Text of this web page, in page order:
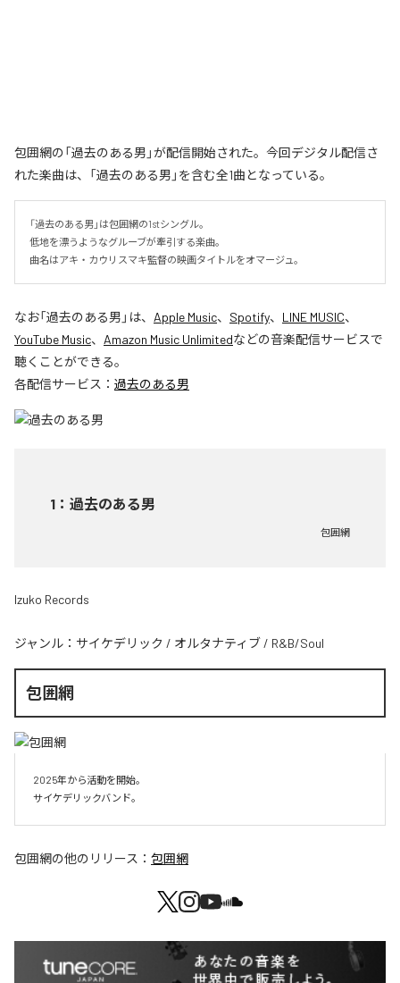
包囲網の「過去のある男」が配信開始された。今回デジタル配信さ
れた楽曲は、「過去のある男」を含む全1曲となっている。
「過去のある男」は包囲網の1stシングル。
低地を漂うようなグルーブが牽引する楽曲。
曲名はアキ・カウリスマキ監督の映画タイトルをオマージュ。
なお「過去のある男 」は、 Apple Music、 Spotify、 LINE MUSIC、
YouTube Music、 Amazon Music Unlimitedなどの音楽配信サービスで
聴くことができる。
各配信サービス： 過去のある男
1 ： 過去のある男
包囲網
Izuko Records
ジャンル： サイケデリック / オルタナティブ / R&B/Soul
包囲網
2025年から活動を開始。
サイケデリックバンド。
包囲網の他のリリース： 包囲網